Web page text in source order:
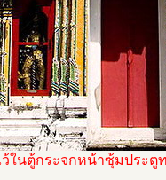
ว้ในตู้กระจกหน้าซุ้มประ